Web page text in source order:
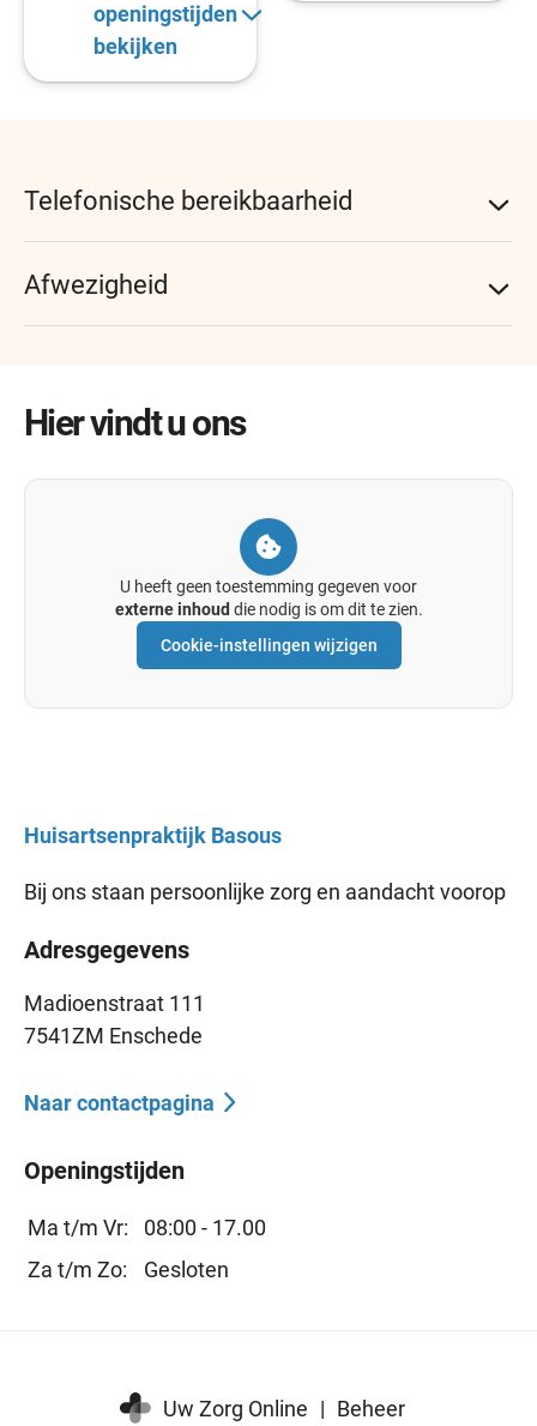
openingstijden
bekijken
Telefonische bereikbaarheid
08:00 tot 10:00- 10:30 t/m 12:00 en van 13:00 tot
Afwezigheid
Zomervakantie 13-07-2026 t/m 31-07-2026
Herfstvakantie 12-10-2026 t/m 16-10-2026
Kerstvakantie 21-12-2026 t/m 25-12-2026
Hier vindt u ons
U heeft geen toestemming gegeven voor
externe inhoud die nodig is om dit te zien.
Cookie-instellingen wijzigen
Huisartsenpraktijk Basous
Bij ons staan persoonlijke zorg en aandacht voorop
Adresgegevens
Madioenstraat 111
7541ZM Enschede
Naar contactpagina
Openingstijden
Ma t/m Vr:
08:00 - 17.00
Za t/m Zo:
Gesloten
Uw Zorg Online | Beheer